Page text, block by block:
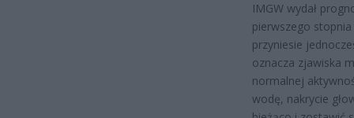
IMGW wydał
pierwszego
przyniesie
oznacza zjawiska
normalnej
wodę, nakrycie